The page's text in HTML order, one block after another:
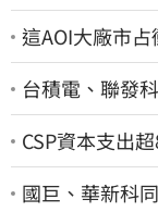
這AOI大廠市
台積電、聯發
CSP資本支出
國巨、華新科